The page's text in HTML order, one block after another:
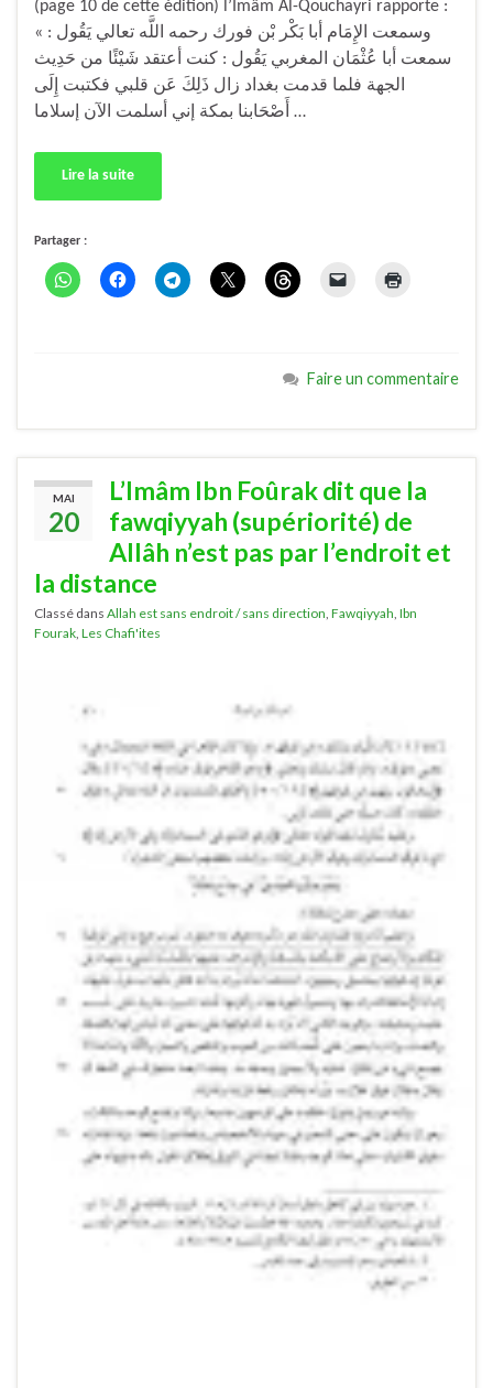
(page 10 de cette édition) l’Imâm Al-Qouchayri rapporte :
« وسمعت الإِمَام أبا بَكْر بْن فورك رحمه اللَّه تعالي يَقُول :
سمعت أبا عُثْمَان المغربي يَقُول : كنت أعتقد شَيْئًا من حَدِيث
الجهة فلما قدمت بغداد زال ذَلِكَ عَن قلبي فكتبت إِلَى
أَصْحَابنا بمكة إني أسلمت الآن إسلاما …
Lire la suite
Partager :
Faire un commentaire
MAI
20
L’Imâm Ibn Foûrak dit que la
fawqiyyah (supériorité) de
Allâh n’est pas par l’endroit et
la distance
Classé dans Allah est sans endroit / sans direction, Fawqiyyah, Ibn
Fourak, Les Chafi'ites